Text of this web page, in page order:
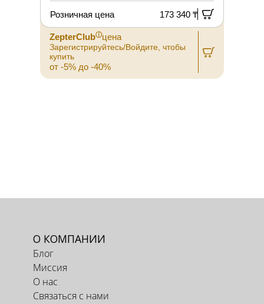
Розничная цена 173 340 ₸
ZepterClubⓘцена
Зарегистрируйтесь/Войдите, чтобы
купить
от -5% до -40%
О КОМПАНИИ
Блог
Миссия
О нас
Связаться с нами